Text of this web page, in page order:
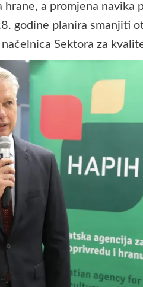
a promjena
godine planira smanjiti
načelnica Sektora za